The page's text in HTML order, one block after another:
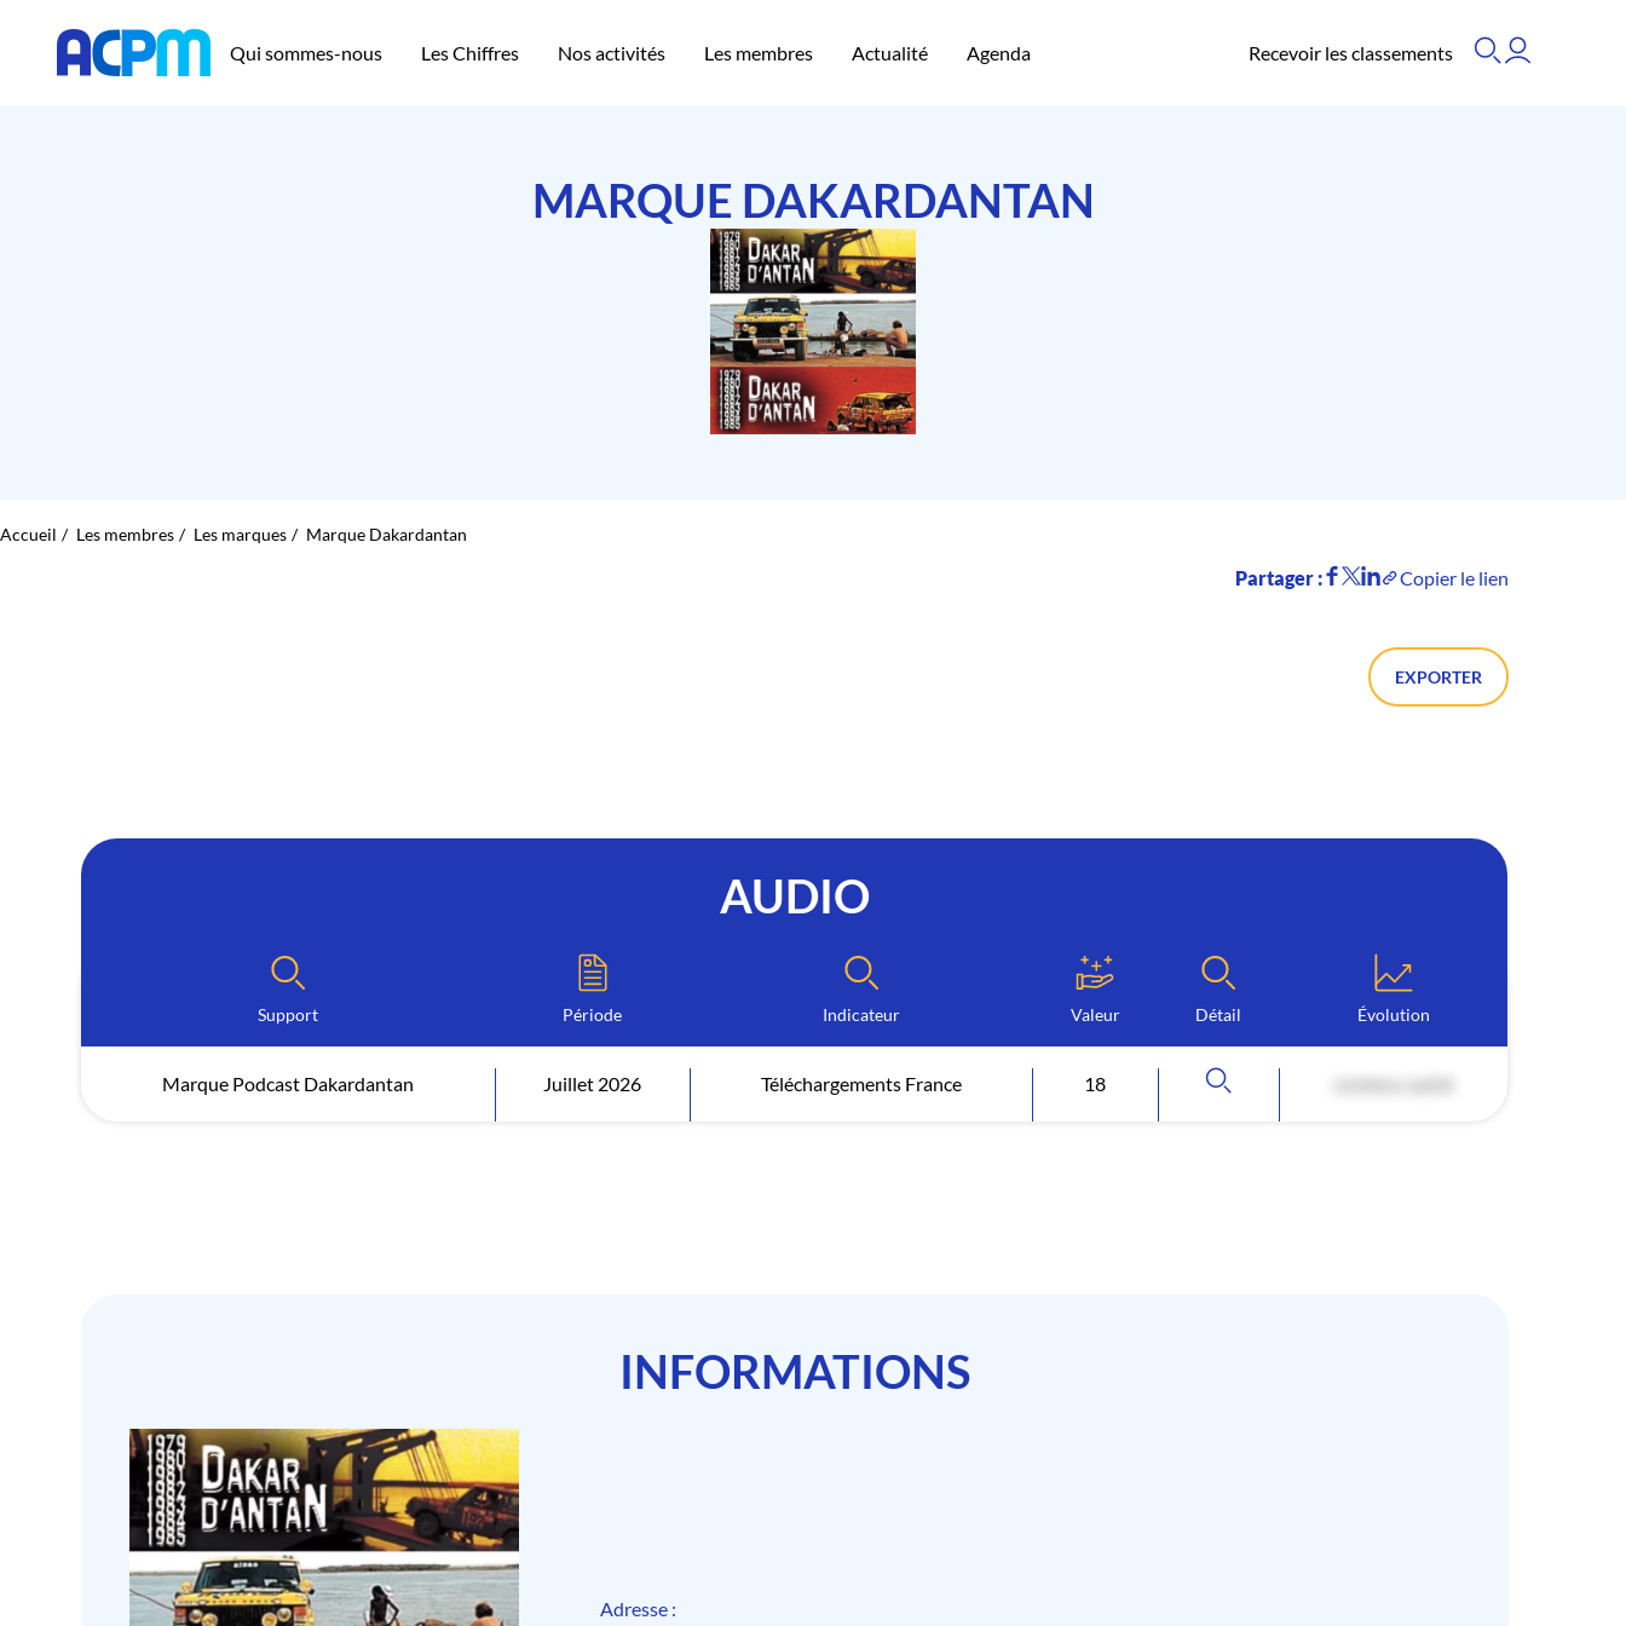
Qui sommes-nous Les Chiffres Nos activités Les membres Actualité Agenda Recevoir les classements
MARQUE DAKARDANTAN
Accueil Les membres Les marques Marque Dakardantan
Partager : Copier le lien
EXPORTER
AUDIO
Support Période Indicateur Valeur Détail Évolution
Marque Podcast Dakardantan Juillet 2026 Téléchargements France 18 contenu caché
INFORMATIONS
Adresse :